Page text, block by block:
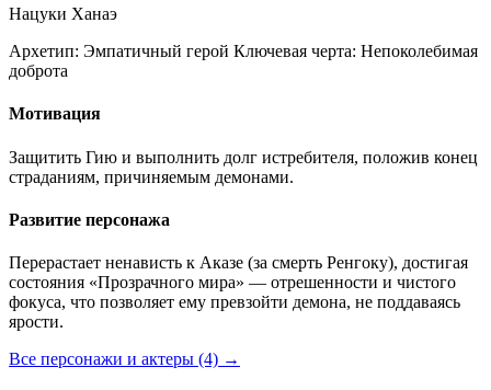
Нацуки Ханаэ
Архетип: Эмпатичный герой Ключевая черта: Непоколебимая
доброта
Мотивация
Защитить Гию и выполнить долг истребителя, положив конец
страданиям, причиняемым демонами.
Развитие персонажа
Перерастает ненависть к Аказе (за смерть Ренгоку), достигая
состояния «Прозрачного мира» — отрешенности и чистого
фокуса, что позволяет ему превзойти демона, не поддаваясь
ярости.
Все персонажи и актеры (4) →